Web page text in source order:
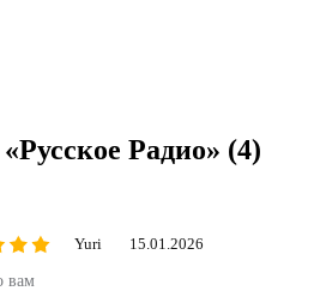
Радио» (4)
Yuri 15.01.2026
вам